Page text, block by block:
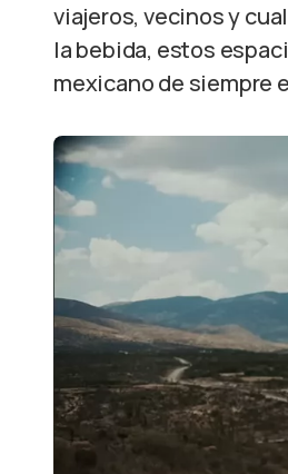
viajeros, vecinos y
la bebida, estos
mexicano de siempre